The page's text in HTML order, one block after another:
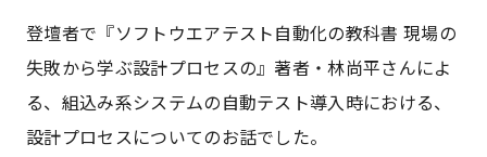
登壇者で『ソフトウエアテスト自動化の教科書 現場の
失敗から学ぶ設計プロセスの』著者・林尚平さんによ
る、組込み系システムの自動テスト導入時における、
設計プロセスについてのお話でした。